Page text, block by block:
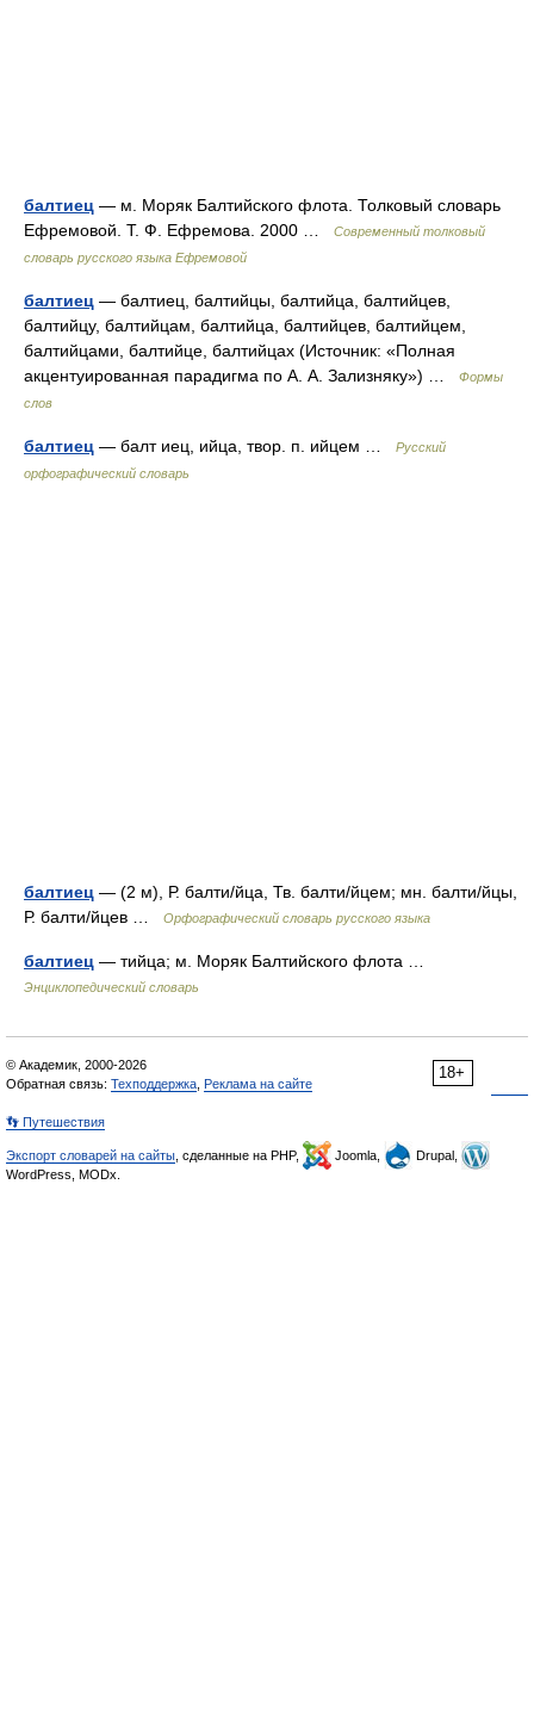
балтиец — м. Моряк Балтийского флота. Толковый словарь
Ефремовой. Т. Ф. Ефремова. 2000 …
Современный толковый
словарь русского языка Ефремовой
балтиец — балтиец, балтийцы, балтийца, балтийцев,
балтийцу, балтийцам, балтийца, балтийцев, балтийцем,
балтийцами, балтийце, балтийцах (Источник: «Полная
акцентуированная парадигма по А. А. Зализняку») …
Формы
слов
балтиец — балт иец, ийца, твор. п. ийцем …
Русский
орфографический словарь
балтиец — (2 м), Р. балти/йца, Тв. балти/йцем; мн. балти/йцы,
Р. балти/йцев …
Орфографический словарь русского языка
балтиец — тийца; м. Моряк Балтийского флота …
Энциклопедический словарь
18+
© Академик, 2000-2026
Обратная связь: Техподдержка Реклама на сайте
👣 Путешествия
Экспорт словарей на сайты , сделанные на PHP, Joomla,
Drupal,
WordPress, MODx.